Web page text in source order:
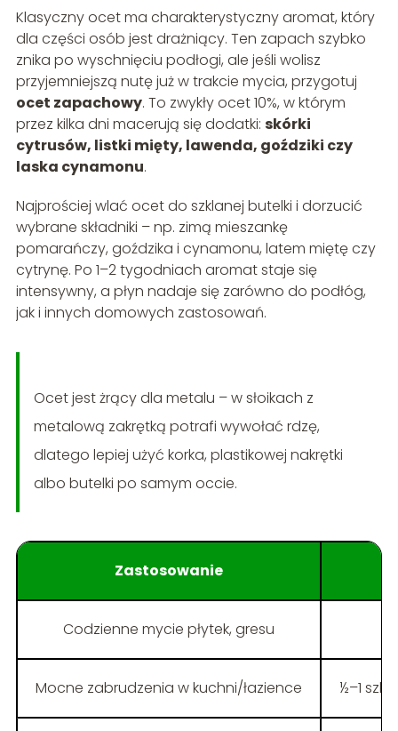
Klasyczny ocet ma charakterystyczny aromat, który
dla części osób jest drażniący. Ten zapach szybko
znika po wyschnięciu podłogi, ale jeśli wolisz
przyjemniejszą nutę już w trakcie mycia, przygotuj
ocet zapachowy. To zwykły ocet 10%, w którym
przez kilka dni macerują się dodatki: skórki
cytrusów, listki mięty, lawenda, goździki czy
laska cynamonu.
Najprościej wlać ocet do szklanej butelki i dorzucić
wybrane składniki – np. zimą mieszankę
pomarańczy, goździka i cynamonu, latem miętę czy
cytrynę. Po 1–2 tygodniach aromat staje się
intensywny, a płyn nadaje się zarówno do podłóg,
jak i innych domowych zastosowań.
Ocet jest żrący dla metalu – w słoikach z
metalową zakrętką potrafi wywołać rdzę,
dlatego lepiej użyć korka, plastikowej nakrętki
albo butelki po samym occie.
Zastosowanie
Codzienne mycie płytek, gresu
Mocne zabrudzenia w kuchni/łazience ½–1